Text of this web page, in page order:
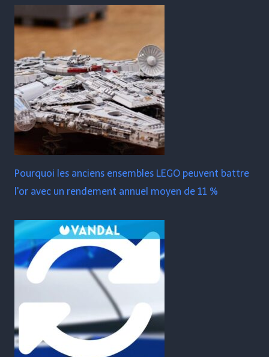
Pourquoi les anciens ensembles LEGO peuvent battre
l'or avec un rendement annuel moyen de 11 %